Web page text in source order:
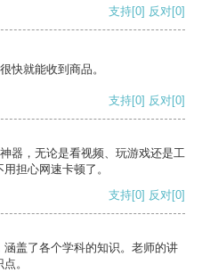
支持[0] 反对[0]
快就能收到商品。
支持[0] 反对[0]
器，无论是看视频、玩游戏还是工
担心网速卡顿了。
支持[0] 反对[0]
盖了各个学科的知识。老师的讲
。